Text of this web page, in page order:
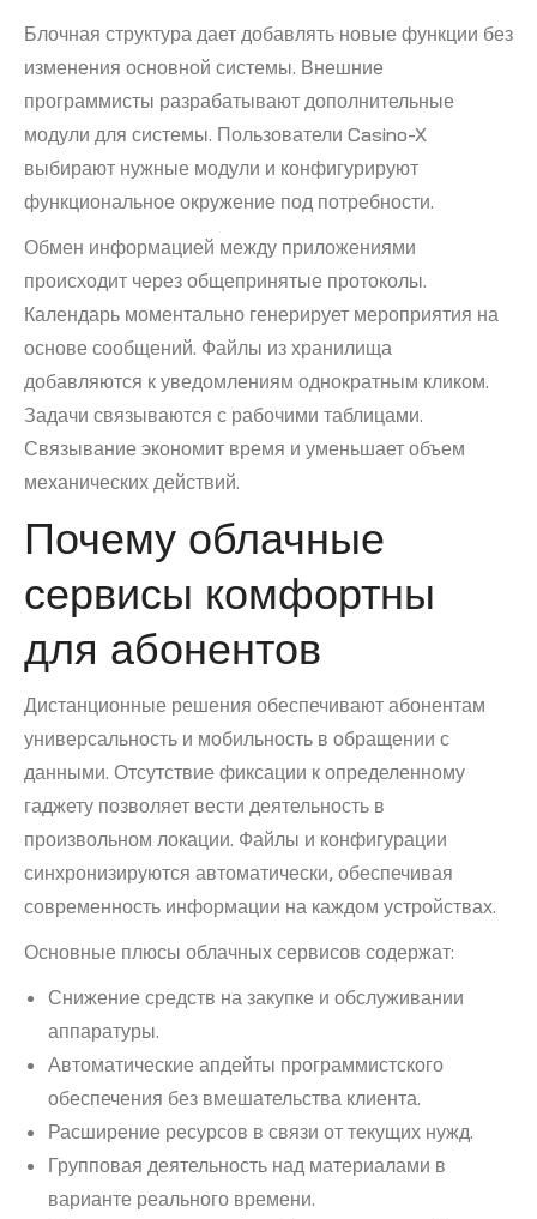
Блочная структура дает добавлять новые функции без
изменения основной системы. Внешние
программисты разрабатывают дополнительные
модули для системы. Пользователи Casino-X
выбирают нужные модули и конфигурируют
функциональное окружение под потребности.
Обмен информацией между приложениями
происходит через общепринятые протоколы.
Календарь моментально генерирует мероприятия на
основе сообщений. Файлы из хранилища
добавляются к уведомлениям однократным кликом.
Задачи связываются с рабочими таблицами.
Связывание экономит время и уменьшает объем
механических действий.
Почему облачные
сервисы комфортны
для абонентов
Дистанционные решения обеспечивают абонентам
универсальность и мобильность в обращении с
данными. Отсутствие фиксации к определенному
гаджету позволяет вести деятельность в
произвольном локации. Файлы и конфигурации
синхронизируются автоматически, обеспечивая
современность информации на каждом устройствах.
Основные плюсы облачных сервисов содержат:
Снижение средств на закупке и обслуживании
аппаратуры.
Автоматические апдейты программистского
обеспечения без вмешательства клиента.
Расширение ресурсов в связи от текущих нужд.
Групповая деятельность над материалами в
варианте реального времени.